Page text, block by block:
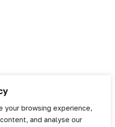
your browsing experience,
and analyse our